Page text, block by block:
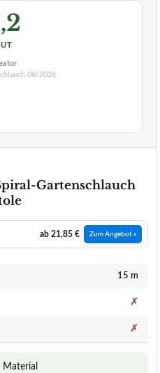
08/2026
Gartenschlauch
ab 21,85 € Zum Angebot »
15 m
✗
✗